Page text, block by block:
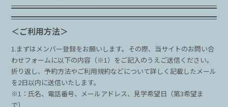
＜ご利用方法＞
1.まずはメンバー登録をお願いします。その際、当サイトのお問い合
わせフォームに以下の内容（※1）をご記入のうえご送信ください。
折り返し、予約方法やご利用規約などについて詳しく記載したメール
を2日以内に送信いたします。
※1：氏名、電話番号、メールアドレス、見学希望日（第3希望ま
で）